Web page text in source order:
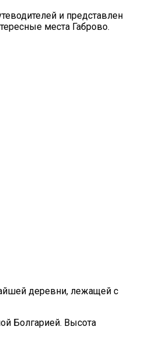
и представлен
места Габрово.
деревни, лежащей с
Болгарией. Высота